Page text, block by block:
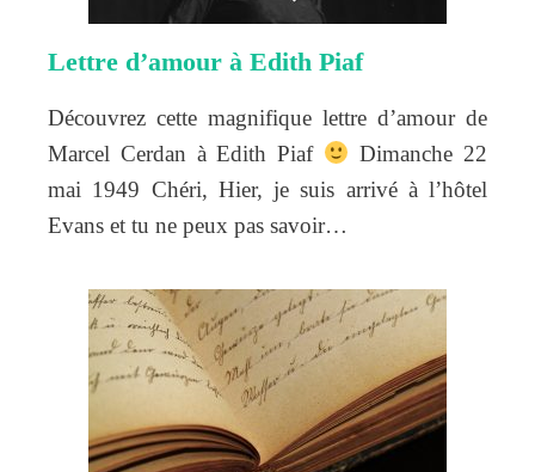
Lettre d’amour à Edith Piaf
Découvrez cette magnifique lettre d’amour de
Marcel Cerdan à Edith Piaf
Dimanche 22
mai 1949 Chéri, Hier, je suis arrivé à l’hôtel
Evans et tu ne peux pas savoir…